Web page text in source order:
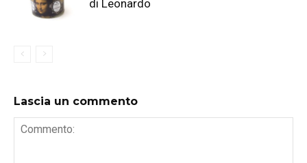
di Leonardo
Lascia un commento